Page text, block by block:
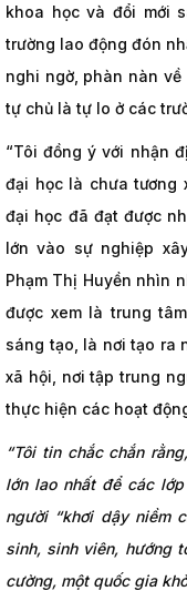
khoa học và đổi mới
trường lao động đón
nghi ngờ, phàn nàn
tự chủ là tự lo ở các
“Tôi đồng ý với nhận
đại học là chưa tương
đại học đã đạt được
lớn vào sự nghiệp
Phạm Thị Huyền nhìn
được xem là trung
sáng tạo, là nơi tạo ra
xã hội, nơi tập trung
thực hiện các hoạt
“Tôi tin chắc chắn
lớn lao nhất để các
người “khơi dậy niềm
sinh, sinh viên, hướng
cường, một quốc gia